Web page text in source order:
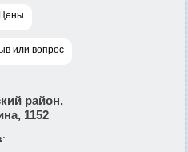
Цены
или вопрос
район,
1152
: